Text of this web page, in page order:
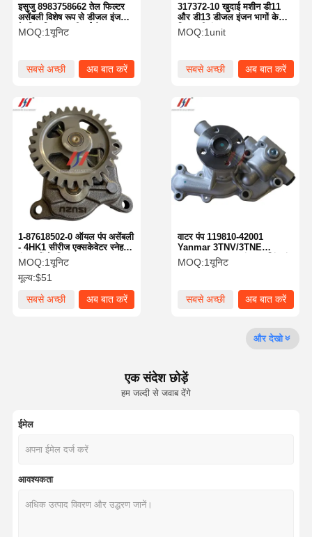
घर उत्पादों
फ़ैक्टरी टूर गुणवत्ता नियंत्रण हमसे संपर्क करें समाचार
यानमार इंजन
कुबोटा इंजन
इसुजु इंजन
317372-10 खुदाई मशीन डी11
और डी13 डीजल इंजन भागों के
लिए पानी पंप
MOQ:1unit
सबसे अच्छी
अब बात करें
इसुजु 8983758662 तेल फिल्टर
असेंबली विशेष रूप से डीजल इंजन
के लिए डिज़ाइन की गई है
MOQ:1यूनिट
सबसे अच्छी
अब बात करें
वाटर पंप 119810-42001
Yanmar 3TNV/3TNE
Komatsu 3D82 इंजन कूलिंग पंप
इंजन पार्ट्स
MOQ:1यूनिट
सबसे अच्छी
अब बात करें
1-87618502-0 ऑयल पंप असेंबली
- 4HK1 सीरीज एक्सकेवेटर स्नेहन
पंप भागों के लिए उपयुक्त
MOQ:1यूनिट
मूल्य:$51
सबसे अच्छी
अब बात करें
और देखो
एक संदेश छोड़ें
हम जल्दी से जवाब देंगे
ईमेल
आवश्यकता